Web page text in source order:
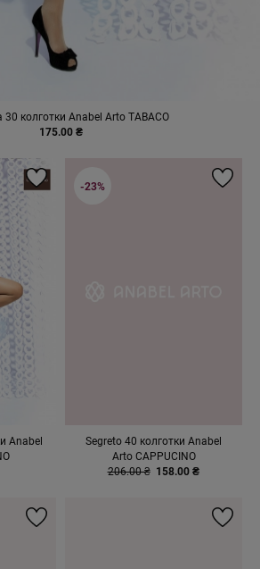
30 колготки Anabel Arto TABACO
175.00 ₴
Anabel
Segreto 40 колготки Anabel
Arto CAPPUCINO
206.00 ₴ 158.00 ₴
-23%